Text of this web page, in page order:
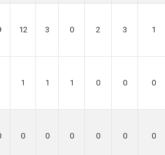
12 3 0 2 3 1
1 1 1 0 0 0
0 0 0 0 0 0